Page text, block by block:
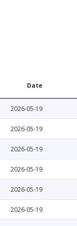
Date
2026-05-19
2026-05-19
2026-05-19
2026-05-19
2026-05-19
2026-05-19